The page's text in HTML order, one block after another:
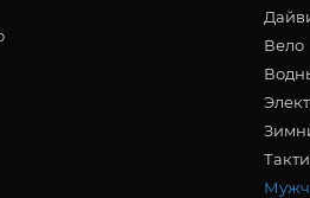
Вело